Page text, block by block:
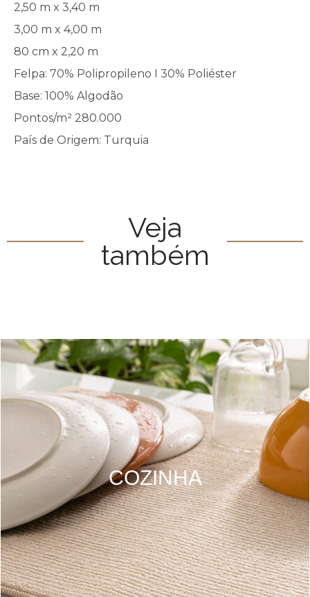
2,50 m x 3,40 m
3,00 m x 4,00 m
80 cm x 2,20 m
Felpa: 70% Polipropileno I 30% Poliéster
Base: 100% Algodão
Pontos/m² 280.000
País de Origem: Turquia
Veja
também
COZINHA